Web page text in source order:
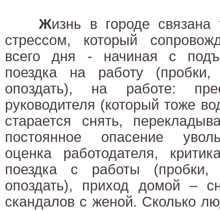
Жизнь в городе
стрессом, который
всего дня - начиная с
поездка на работу (пробки,
опоздать), на работе:
руководителя (который тоже
старается снять,
постоянное опасение
оценка работодателя,
поездка с работы (пробки,
опоздать), приход домой –
скандалов с женой. Сколько